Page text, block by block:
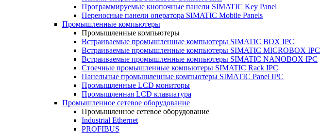
Программируемые кнопочные панели SIMATIC Key Panel
Переносные панели оператора SIMATIC Mobile Panels
Промышленные компьютеры
Промышленные компьютеры
Встраиваемые промышленные компьютеры SIMATIC BOX IPC
Встраиваемые промышленные компьютеры SIMATIC MICROBOX IPC
Встраиваемые промышленные компьютеры SIMATIC NANOBOX IPC
Стоечные промышленные компьютеры SIMATIC Rack IPC
Панельные промышленные компьютеры SIMATIC Panel IPC
Промышленные LCD мониторы
Промышленная LCD клавиатура
Промышленное сетевое оборудование
Промышленное сетевое оборудование
Industrial Ethernet
PROFIBUS